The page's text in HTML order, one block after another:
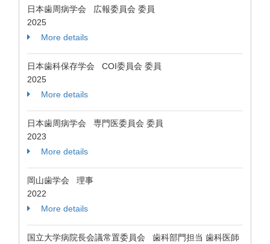
日本歯周病学会 広報委員会 委員
2025
More details
日本歯科保存学会 COI委員会 委員
2025
More details
日本歯周病学会 専門医委員会 委員
2023
More details
岡山歯学会 理事
2022
More details
国立大学病院長会議常置委員会 歯科部門担当 歯科医師